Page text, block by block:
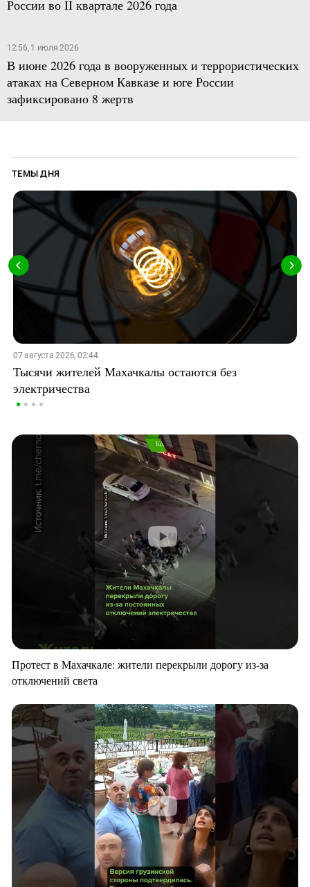
России во II квартале 2026 года
12:56, 1 июля 2026
В июне 2026 года в вооруженных и террористических
атаках на Северном Кавказе и юге России
зафиксировано 8 жертв
ТЕМЫ ДНЯ
07 августа 2026, 02:44
Тысячи жителей Махачкалы остаются без
электричества
Протест в Махачкале: жители перекрыли дорогу из-за
отключений света